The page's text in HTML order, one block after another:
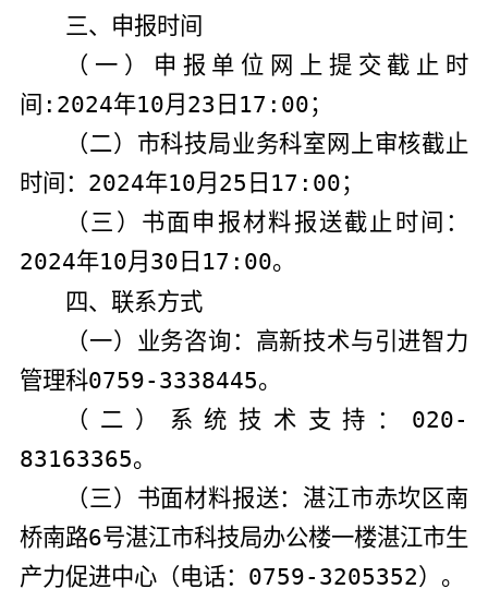
三、申报时间
（一）申报单位网上提交截止时
间 :2024年10月 23 日 17:00；
（二）市科技局业务科室网上审核截止
时间： 2024年10月 25 日 17:00；
（ 三 ）书面申报材料报送截止时间：
2024年10月 30 日 17:00。
四、联系方式
（一）业务咨询：高新技术与引进智力
管理科0759-3338445。
（二）系统技术支持： 020-
83163365。
（三）书面材料报送：湛江市赤坎区南
桥南路6号湛江市科技局办公楼一楼湛江市生
产力促进中心（电话： 0759-3205352）。